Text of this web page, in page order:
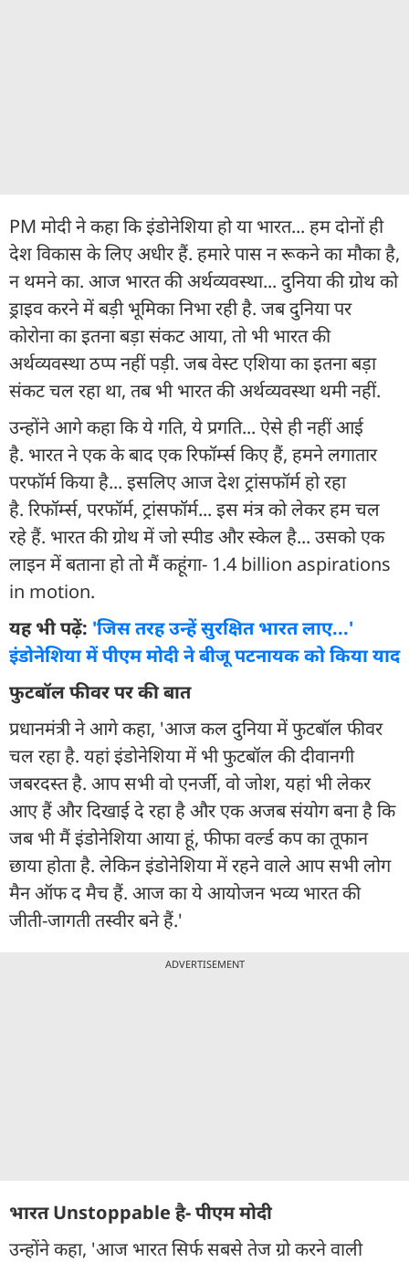
PM मोदी ने कहा कि इंडोनेशिया हो या भारत... हम दोनों ही
देश विकास के लिए अधीर हैं. हमारे पास न रूकने का मौका है,
न थमने का. आज भारत की अर्थव्यवस्था... दुनिया की ग्रोथ को
ड्राइव करने में बड़ी भूमिका निभा रही है. जब दुनिया पर
कोरोना का इतना बड़ा संकट आया, तो भी भारत की
अर्थव्यवस्था ठप्प नहीं पड़ी. जब वेस्ट एशिया का इतना बड़ा
संकट चल रहा था, तब भी भारत की अर्थव्यवस्था थमी नहीं.
उन्होंने आगे कहा कि ये गति, ये प्रगति... ऐसे ही नहीं आई
है. भारत ने एक के बाद एक रिफॉर्म्स किए हैं, हमने लगातार
परफॉर्म किया है... इसलिए आज देश ट्रांसफॉर्म हो रहा
है. रिफॉर्म्स, परफॉर्म, ट्रांसफॉर्म... इस मंत्र को लेकर हम चल
रहे हैं. भारत की ग्रोथ में जो स्पीड और स्केल है... उसको एक
लाइन में बताना हो तो मैं कहूंगा- 1.4 billion aspirations
in motion.
यह भी पढ़ें: 'जिस तरह उन्हें सुरक्षित भारत लाए...'
इंडोनेशिया में पीएम मोदी ने बीजू पटनायक को किया याद
फुटबॉल फीवर पर की बात
प्रधानमंत्री ने आगे कहा, 'आज कल दुनिया में फुटबॉल फीवर
चल रहा है. यहां इंडोनेशिया में भी फुटबॉल की दीवानगी
जबरदस्त है. आप सभी वो एनर्जी, वो जोश, यहां भी लेकर
आए हैं और दिखाई दे रहा है और एक अजब संयोग बना है कि
जब भी मैं इंडोनेशिया आया हूं, फीफा वर्ल्ड कप का तूफान
छाया होता है. लेकिन इंडोनेशिया में रहने वाले आप सभी लोग
मैन ऑफ द मैच हैं. आज का ये आयोजन भव्य भारत की
जीती-जागती तस्वीर बने हैं.'
ADVERTISEMENT
भारत Unstoppable है- पीएम मोदी
उन्होंने कहा, 'आज भारत सिर्फ सबसे तेज ग्रो करने वाली